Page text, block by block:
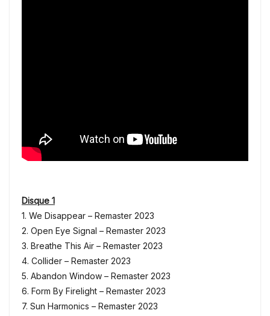
Disque 1
1. We Disappear – Remaster 2023
2. Open Eye Signal – Remaster 2023
3. Breathe This Air – Remaster 2023
4. Collider – Remaster 2023
5. Abandon Window – Remaster 2023
6. Form By Firelight – Remaster 2023
7. Sun Harmonics – Remaster 2023